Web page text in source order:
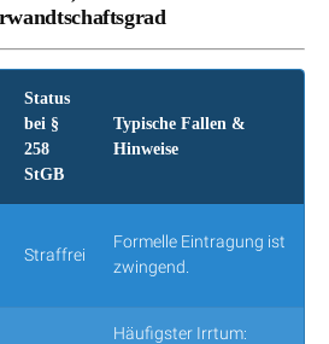
Status
bei §
258
StGB
Typische Fallen &
Hinweise
Straffrei
Formelle Eintragung ist
zwingend.
Häufigster Irrtum: